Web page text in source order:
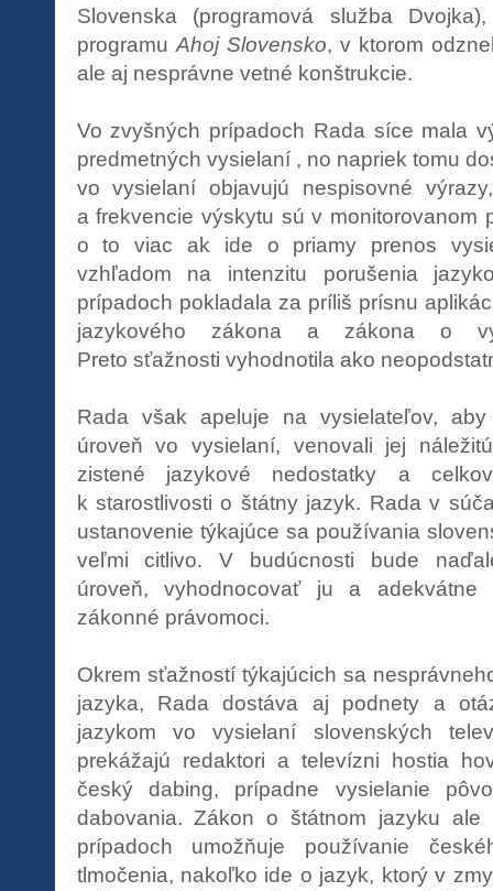
Slovenska (programová služba
programu Ahoj Slovensko, v ktorom
ale aj nesprávne vetné konštrukcie.
Vo zvyšných prípadoch Rada síce mala
predmetných vysielaní , no napriek tomu
vo vysielaní objavujú nespisovné
a frekvencie výskytu sú v monitorovanom
o to viac ak ide o priamy prenos
vzhľadom na intenzitu porušenia
prípadoch pokladala za príliš prísnu
jazykového zákona a zákona o
Preto sťažnosti vyhodnotila ako
Rada však apeluje na vysielateľov, aby
úroveň vo vysielaní, venovali jej
zistené jazykové nedostatky a
k starostlivosti o štátny jazyk. Rada v
ustanovenie týkajúce sa používania
veľmi citlivo. V budúcnosti bude
úroveň, vyhodnocovať ju a
zákonné právomoci.
Okrem sťažností týkajúcich sa
jazyka, Rada dostáva aj podnety a
jazykom vo vysielaní slovenských
prekážajú redaktori a televízni hostia
český dabing, prípadne vysielanie
dabovania. Zákon o štátnom jazyku ale
prípadoch umožňuje používanie
tlmočenia, nakoľko ide o jazyk, ktorý v